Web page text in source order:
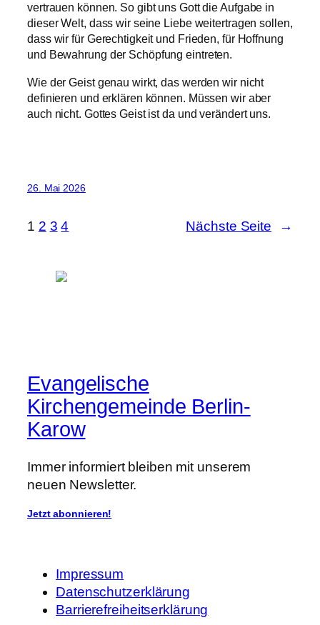
vertrauen können. So gibt uns Gott die Aufgabe in
dieser Welt, dass wir seine Liebe weitertragen sollen,
dass wir für Gerechtigkeit und Frieden, für Hoffnung
und Bewahrung der Schöpfung eintreten.
Wie der Geist genau wirkt, das werden wir nicht
definieren und erklären können. Müssen wir aber
auch nicht. Gottes Geist ist da und verändert uns.
26. Mai 2026
1 2 3 4 Nächste Seite →
Evangelische
Kirchengemeinde Berlin-
Karow
Immer informiert bleiben mit unserem
neuen Newsletter.
Jetzt abonnieren!
Impressum
Datenschutzerklärung
Barrierefreiheitserklärung